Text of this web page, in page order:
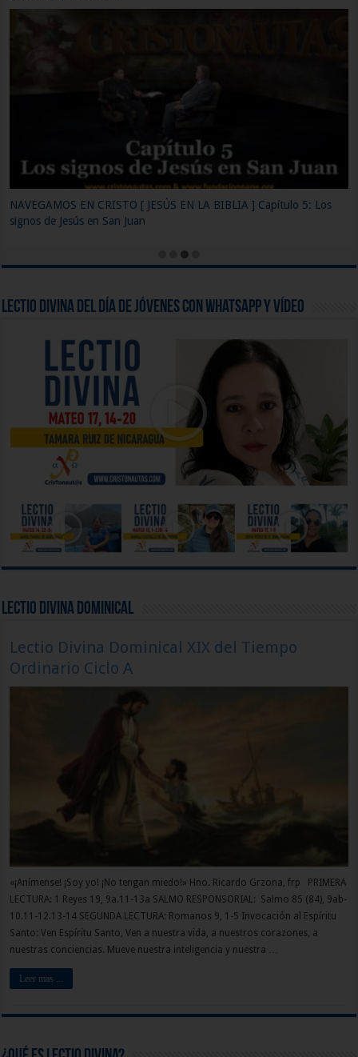
NAVEGAMOS EN CRISTO [ JESÚS EN LA BIBLIA ] Capítulo 2: La
Biblia y el Canon
Lectio Divina del día de Jóvenes con WhatsApp y Vídeo
Lectio Divina Dominical
Lectio Divina Dominical XIX del Tiempo
Ordinario Ciclo A
«¡Anímense! ¡Soy yo! ¡No tengan miedo!» Hno. Ricardo Grzona, frp PRIMERA
LECTURA: 1 Reyes 19, 9a.11-13a SALMO RESPONSORIAL: Salmo 85 (84), 9ab-
10.11-12.13-14 SEGUNDA LECTURA: Romanos 9, 1-5 Invocación al Espíritu
Santo: Ven Espíritu Santo, Ven a nuestra vida, a nuestros corazones, a
nuestras conciencias. Mueve nuestra inteligencia y nuestra …
Leer mas ...